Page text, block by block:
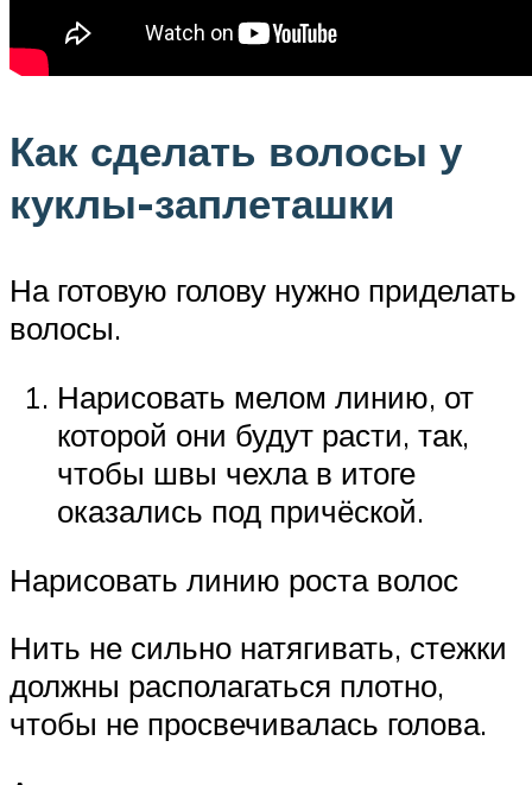
Как сделать волосы у
куклы-заплеташки
На готовую голову нужно приделать
волосы.
Нарисовать мелом линию, от
которой они будут расти, так,
чтобы швы чехла в итоге
оказались под причёской.
Нарисовать линию роста волос
Нить не сильно натягивать, стежки
должны располагаться плотно,
чтобы не просвечивалась голова.